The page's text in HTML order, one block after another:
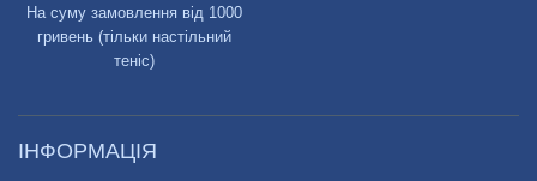
На суму замовлення від 1000
гривень (тільки настільний
теніс)
ІНФОРМАЦІЯ